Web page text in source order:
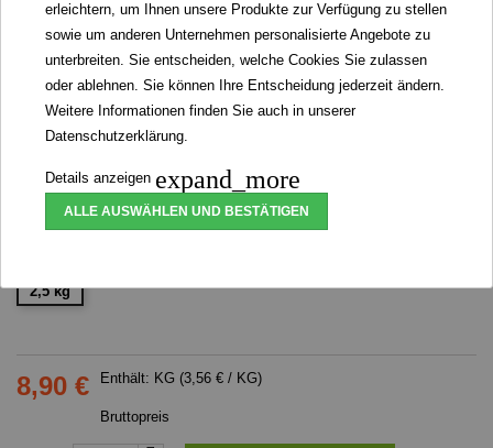
WIR STELLEN KEINERLEI INSEKTENPRODUKTE
HER NOCH VERARBEITEN WIR WELCHE.
Bioland Haferflocken (Kleinblatt)
Artikel-Nr. 139552 Marke Tonmühle
2,5 kg
8,90 € Enthält: KG (3,56 € / KG)
Bruttopreis
erleichtern, um Ihnen unsere Produkte zur Verfügung zu stellen
sowie um anderen Unternehmen personalisierte Angebote zu
unterbreiten. Sie entscheiden, welche Cookies Sie zulassen
oder ablehnen. Sie können Ihre Entscheidung jederzeit ändern.
Weitere Informationen finden Sie auch in unserer
Datenschutzerklärung.
Details anzeigen expand_more
ALLE AUSWÄHLEN UND BESTÄTIGEN